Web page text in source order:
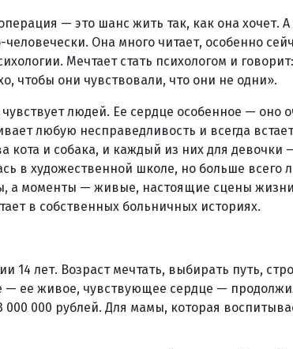
— это шанс жить так, как она хочет.
Она много читает, особенно
Мечтает стать психологом и
чтобы они чувствовали, что они не одни».
чувствует людей. Ее сердце особенное — оно
любую несправедливость и всегда
кота и собака, и каждый из них для
в художественной школе, но больше
а моменты — живые, настоящие сцены
в собственных больничных историях.
14 лет. Возраст мечтать, выбирать путь,
— ее живое, чувствующее сердце —
000 рублей. Для мамы, которая